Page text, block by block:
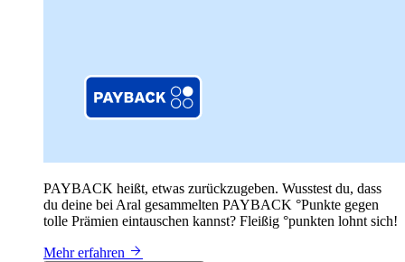
PAYBACK heißt, etwas zurückzugeben. Wusstest du, dass
du deine bei Aral gesammelten PAYBACK °Punkte gegen
tolle Prämien eintauschen kannst? Fleißig °punkten lohnt sich!
Mehr erfahren